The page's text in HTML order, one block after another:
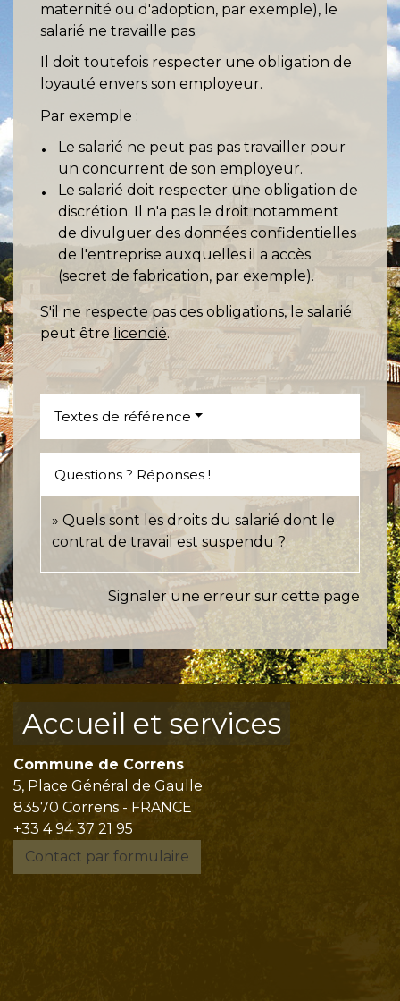
maternité ou d'adoption, par exemple), le
salarié ne travaille pas.
Il doit toutefois respecter une obligation de
loyauté envers son employeur.
Par exemple :
Le salarié ne peut pas pas travailler pour
un concurrent de son employeur.
Le salarié doit respecter une obligation de
discrétion. Il n'a pas le droit notamment
de divulguer des données confidentielles
de l'entreprise auxquelles il a accès
(secret de fabrication, par exemple).
S'il ne respecte pas ces obligations, le salarié
peut être licencié.
Textes de référence
Questions ? Réponses !
Quels sont les droits du salarié dont le
contrat de travail est suspendu ?
Signaler une erreur sur cette page
Accueil et services
Commune de Correns
5, Place Général de Gaulle
83570 Correns - FRANCE
+33 4 94 37 21 95
Contact par formulaire